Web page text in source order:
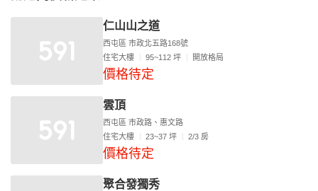
仁山山之道
西屯區 市政北五路168號
住宅大樓
95~112 坪 開放格局
價格待定
雲頂
西屯區 市政路、惠文路
住宅大樓
23~37 坪 2/3 房
價格待定
聚合發獨秀